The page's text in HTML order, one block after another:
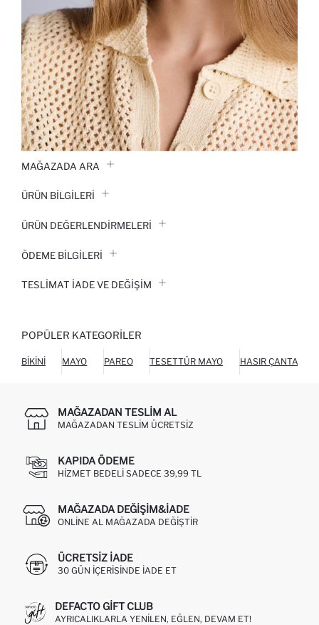
MAĞAZADA ARA
ÜRÜN BILGILERI
ÜRÜN DEĞERLENDİRMELERİ
ÖDEME BİLGİLERİ
TESLIMAT İADE VE DEĞIŞIM
POPÜLER KATEGORILER
BIKINI MAYO PAREO TESETTÜR MAYO HASIR ÇANTA
MAĞAZADAN TESLIM AL
MAĞAZADAN TESLIM ÜCRETSIZ
KAPIDA ÖDEME
HIZMET BEDELI SADECE 39,99 TL
MAĞAZADA DEĞIŞIM&İADE
ONLINE AL MAĞAZADA DEĞIŞTIR
ÜCRETSIZ IADE
30 GÜN IÇERISINDE IADE ET
DEFACTO GIFT CLUB
AYRICALIKLARLA YENILEN, EĞLEN, DEVAM ET!